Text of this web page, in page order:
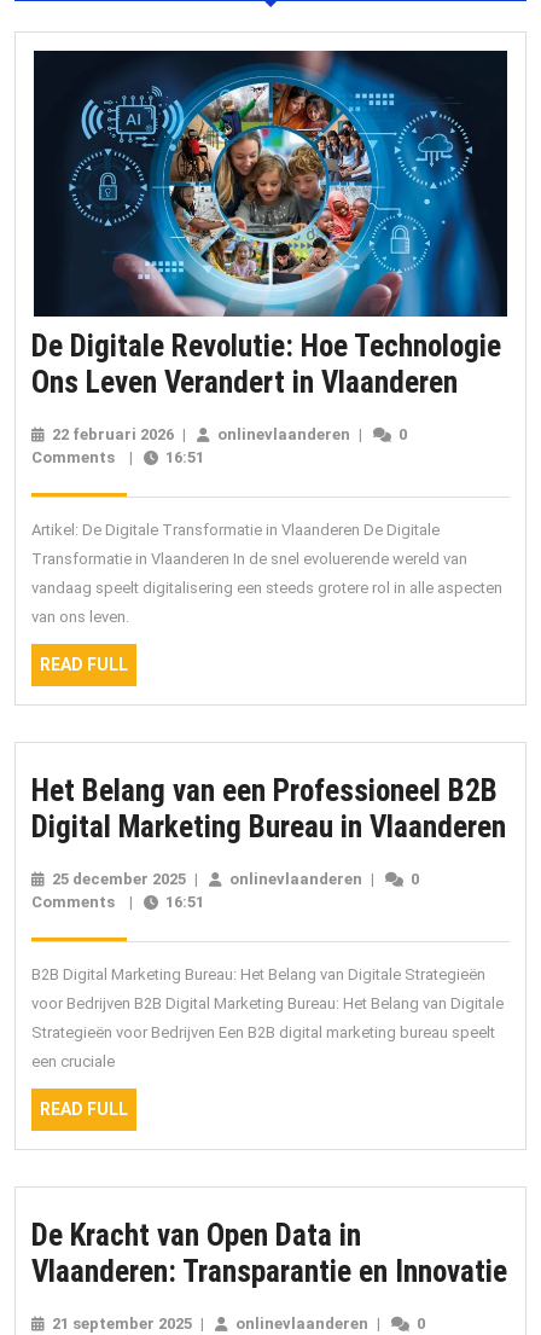
De Digitale Revolutie: Hoe Technologie
Ons Leven Verandert in Vlaanderen
Hoe
Ons
Leven
22 februari 2026 22
februari
| onlinevlaanderen onlinevlaanderen
|
0
Comments
| 16:51
Artikel: De Digitale Transformatie in Vlaanderen De Digitale
Transformatie in Vlaanderen In de snel evoluerende wereld van
vandaag speelt digitalisering een steeds grotere rol in alle aspecten
van ons leven.
READ FULLREAD
FULL
Het Belang van een Professioneel B2B
Digital Marketing Bureau in Vlaanderen
in
25 december 2025 25
december
| onlinevlaanderen onlinevlaanderen
|
0
Comments
| 16:51
B2B Digital Marketing Bureau: Het Belang van Digitale Strategieën
voor Bedrijven B2B Digital Marketing Bureau: Het Belang van Digitale
Strategieën voor Bedrijven Een B2B digital marketing bureau speelt
een cruciale
READ FULLREAD
FULL
De Kracht van Open Data in
Vlaanderen: Transparantie en InnovatieDe
21 september 2025 21
| onlinevlaanderen onlinevlaanderen
|
0